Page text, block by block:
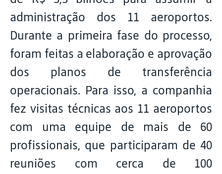
administração dos 11 aeroportos.
Durante a primeira fase do processo,
foram feitas a elaboração e aprovação
dos planos de transferência
operacionais. Para isso, a companhia
fez visitas técnicas aos 11 aeroportos
com uma equipe de mais de 60
profissionais, que participaram de 40
reuniões com cerca de 100